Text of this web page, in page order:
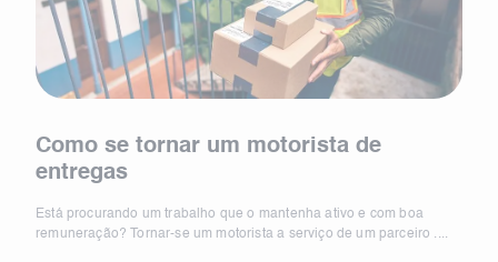
Como se tornar um motorista de
entregas
Está procurando um trabalho que o mantenha ativo e com boa
remuneração? Tornar-se um motorista a serviço de um parceiro ....